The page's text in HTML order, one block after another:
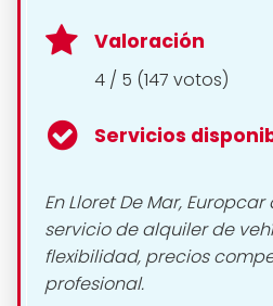
Valoración
4 / 5 (147 votos)
Servicios
En Lloret De Mar,
servicio de alquiler de
flexibilidad, precios
profesional.